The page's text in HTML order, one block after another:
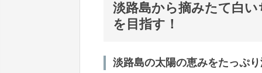
淡路島から摘みたて白
を目指す！
淡路島の太陽の恵みをたっぷ